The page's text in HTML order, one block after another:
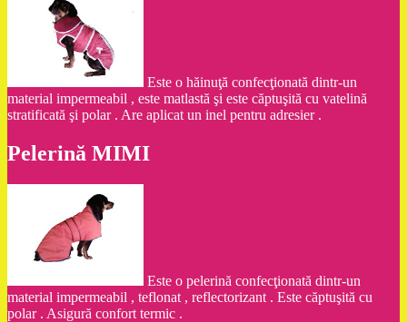
Este o hăinuţă confecţionată dintr-un
material impermeabil , este matlastă şi este căptuşită cu vatelină
stratificată şi polar . Are aplicat un inel pentru adresier .
Pelerină MIMI
Este o pelerină confecţionată dintr-un
material impermeabil , teflonat , reflectorizant . Este căptuşită cu
polar . Asigură confort termic .